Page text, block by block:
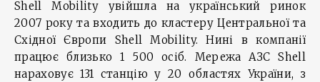
Shell Mobility увійшла на український ринок
2007 року та входить до кластеру Центральної та
Східної Європи Shell Mobility. Нині в компанії
працює близько 1 500 осіб. Мережа АЗС Shell
нараховує 131 станцію у 20 областях України, з